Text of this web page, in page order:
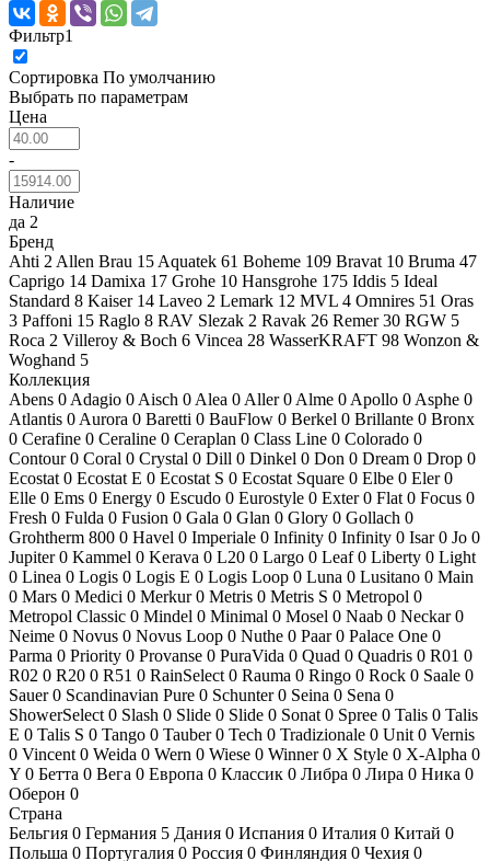
Фильтр1
Сортировка По умолчанию
Выбрать по параметрам
Цена
-
Наличие
да 2
Бренд
Ahti 2 Allen Brau 15 Aquatek 61 Boheme 109 Bravat 10 Bruma 47
Caprigo 14 Damixa 17 Grohe 10 Hansgrohe 175 Iddis 5 Ideal
Standard 8 Kaiser 14 Laveo 2 Lemark 12 MVL 4 Omnires 51 Oras
3 Paffoni 15 Raglo 8 RAV Slezak 2 Ravak 26 Remer30 RGW 5
Roca 2 Villeroy & Boch 6 Vincea 28 WasserKRAFT 98 Wonzon &
Woghand 5
Коллекция
Abens 0 Adagio 0 Aisch 0 Alea 0 Aller0 Alme 0 Apollo 0 Asphe 0
Atlantis 0 Aurora 0 Baretti 0 BauFlow 0 Berkel 0 Brillante 0 Bronx
0 Cerafine 0 Ceraline 0 Ceraplan 0 Class Line 0 Colorado 0
Contour0 Coral 0 Crystal 0 Dill 0 Dinkel 0 Don 0 Dream 0 Drop 0
Ecostat 0 Ecostat E 0 Ecostat S 0 Ecostat Square 0 Elbe 0 Eler0
Elle 0 Ems 0 Energy 0 Escudo 0 Eurostyle 0 Exter0 Flat 0 Focus 0
Fresh 0 Fulda 0 Fusion 0 Gala 0 Glan 0 Glory 0 Gollach 0
Grohtherm 800 0 Havel 0 Imperiale 0 Infinity 0 Infinity 0 Isar0 Jo 0
Jupiter0 Kammel 0 Kerava 0 L20 0 Largo 0 Leaf0 Liberty 0 Light
0 Linea 0 Logis 0 Logis E 0 Logis Loop 0 Luna 0 Lusitano 0 Main
0 Mars 0 Medici 0 Merkur0 Metris 0 Metris S 0 Metropol 0
Metropol Classic 0 Mindel 0 Minimal 0 Mosel 0 Naab 0 Neckar0
Neime 0 Novus 0 Novus Loop 0 Nuthe 0 Paar0 Palace One 0
Parma 0 Priority 0 Provanse 0 PuraVida 0 Quad 0 Quadris 0 R01 0
R02 0 R20 0 R51 0 RainSelect 0 Rauma 0 Ringo 0 Rock 0 Saale 0
Sauer0 Scandinavian Pure 0 Schunter0 Seina 0 Sena 0
ShowerSelect 0 Slash 0 Slide 0 Slide 0 Sonat 0 Spree 0 Talis 0 Talis
E 0 Talis S 0 Tango 0 Tauber0 Tech 0 Tradizionale 0 Unit 0 Vernis
0 Vincent 0 Weida 0 Wern 0 Wiese 0 Winner0 X Style 0 X-Alpha 0
Y 0 Бетта 0 Вега 0 Европа 0 Классик 0 Либра 0 Лира 0 Ника 0
Оберон 0
Страна
Бельгия 0 Германия 5 Дания 0 Испания 0 Италия 0 Китай 0
Польша 0 Португалия 0 Россия 0 Финляндия 0 Чехия 0